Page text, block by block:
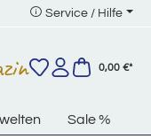
Service / Hilfe
0,00 €*
Sale %